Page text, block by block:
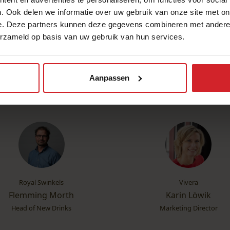
Ook delen we informatie over uw gebruik van onze site met
Deze partners kunnen deze gegevens combineren met
op basis van uw gebruik van hun services.
Aanpassen
10 leiders in food over hun visie op onze
captains of industry. In dit rapport delen ze hun
Royal Swinkels
Flemming Morth
Head of New Drinks
Vivera
Karin Löwik
Marketing Director